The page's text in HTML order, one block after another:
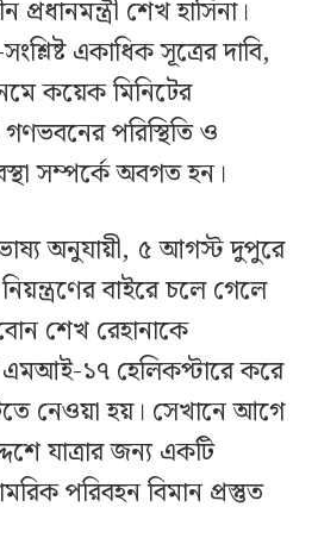
শেখ হাসিনা।
একাধিক সূত্রের দাবি,
কয়েক মিনিটের
পরিস্থিতি ও
সম্পর্কে অবগত হন।
অনুযায়ী, ৫ আগস্ট দুপুরে
বাইরে চলে গেলে
শেখ রেহানাকে
এমআই-১৭ হেলিকপ্টারে করে
নেওয়া হয়। সেখানে আগে
যাত্রার জন্য একটি
পরিবহন বিমান প্রস্তুত